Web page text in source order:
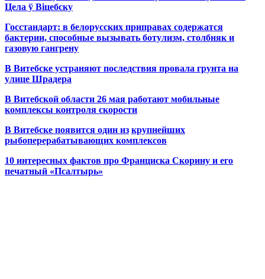
Цела ў Віцебску
Госстандарт: в белорусских приправах содержатся
бактерии, способные вызывать ботулизм, столбняк и
газовую гангрену
В Витебске устраняют последствия провала грунта на
улице Шрадера
В Витебской области 26 мая работают мобильные
комплексы контроля скорости
В Витебске появится один из крупнейших
рыбоперерабатывающих комплексов
10 интересных фактов про Франциска Скорину и его
печатный «Псалтырь»